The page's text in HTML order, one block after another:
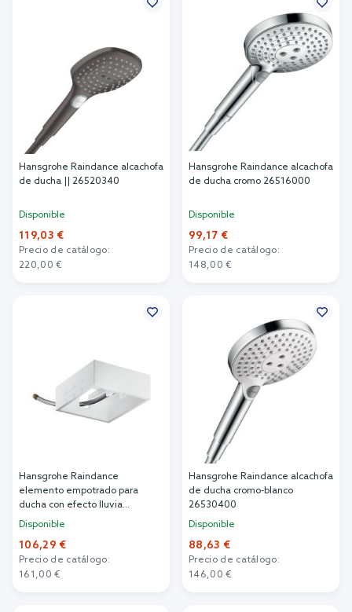
Hansgrohe Raindance alcachofa
de ducha || 26520340
Disponible
119,03 €
Precio de catálogo:
220,00 €
Hansgrohe Raindance alcachofa
de ducha cromo 26516000
Disponible
99,17 €
Precio de catálogo:
148,00 €
Hansgrohe Raindance
elemento empotrado para
ducha con efecto lluvia
26471180
Disponible
106,29 €
Precio de catálogo:
161,00 €
Hansgrohe Raindance alcachofa
de ducha cromo-blanco
26530400
Disponible
88,63 €
Precio de catálogo:
146,00 €